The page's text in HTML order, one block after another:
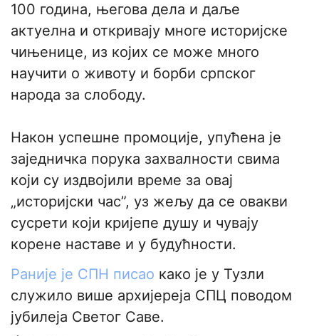
100 година, његова дела и даље
актуелна и откривају многе историјске
чињенице, из којих се може много
научити о животу и борби српског
народа за слободу.
​Након успешне промоције, упућена је
заједничка порука захвалности свима
који су издвојили време за овај
„историјски час”, уз жељу да се овакви
сусрети који кријепе душу и чувају
корене наставе и у будућности.
Раније је СПН писао како је у Тузли
служило више архијереја СПЦ поводом
јубилеја Светог Саве.